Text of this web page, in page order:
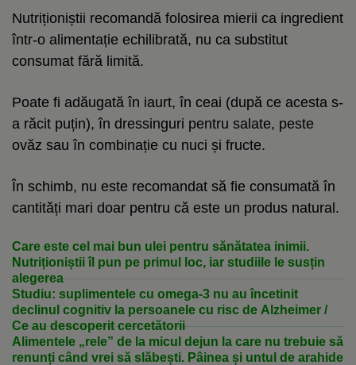
Nutriționiștii recomandă folosirea mierii ca ingredient
într-o alimentație echilibrată, nu ca substitut
consumat fără limită.
Poate fi adăugată în iaurt, în ceai (după ce acesta s-
a răcit puțin), în dressinguri pentru salate, peste
ovăz sau în combinație cu nuci și fructe.
În schimb, nu este recomandat să fie consumată în
cantități mari doar pentru că este un produs natural.
Care este cel mai bun ulei pentru sănătatea inimii.
Nutriționiștii îl pun pe primul loc, iar studiile le susțin
alegerea
Studiu: suplimentele cu omega-3 nu au încetinit
declinul cognitiv la persoanele cu risc de Alzheimer /
Ce au descoperit cercetătorii
Alimentele „rele” de la micul dejun la care nu trebuie să
renunți când vrei să slăbești. Pâinea și untul de arahide